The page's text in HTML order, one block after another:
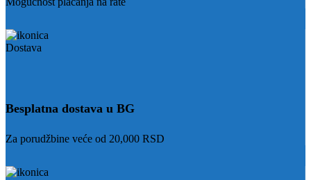
Besplatna dostava u BG
Za porudžbine veće od 20,000 RSD